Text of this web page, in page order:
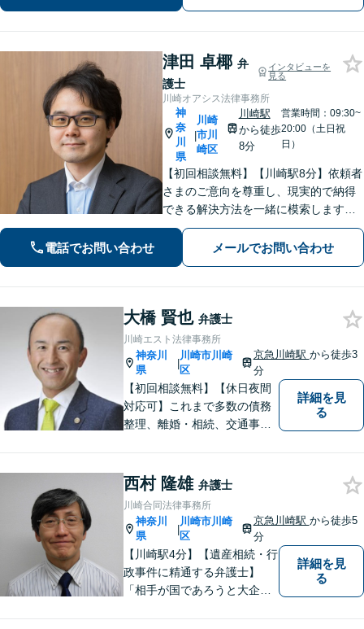
の方も多数。お気軽にお問い合わせ下
津田 卓椰 弁
護士
インタビューを
見る
川崎オアシス法律事務所
神
奈
川
県
|
川崎
市川
崎区
川崎駅
から徒歩
8分
営業時間：09:30~
20:00（土日祝
日）
【初回相談無料】【川崎駅8分】依頼者
さまのご意向を尊重し、現実的で納得
できる解決方法を一緒に模索します
【離婚問題】調停・訴訟対応に豊富な
実績あり。人生の再出発を全力で応援
いたします【借金問題】状況を整理
電話でお問い合わせ メールでお問い合わせ
大橋 賢也 弁護士
川崎エスト法律事務所
神奈川
県
|
川崎市川崎
区
京急川崎駅 から徒歩3
分
【初回相談無料】【休日夜間
対応可】これまで多数の債務
整理、離婚・相続、交通事
産管財人や成年後見人等、裁
判所から依頼を受ける事件も
多数経験しています。1人で悩
まずに、是非ご相談くださ
い。
詳細を見
る
西村 隆雄 弁護士
川崎合同法律事務所
神奈川
県
|
川崎市川崎
区
京急川崎駅 から徒歩5
分
【川崎駅4分】【遺産相続・行
政事件に精通する弁護士】
「相手が国であろうと大企業
詳細を見
る